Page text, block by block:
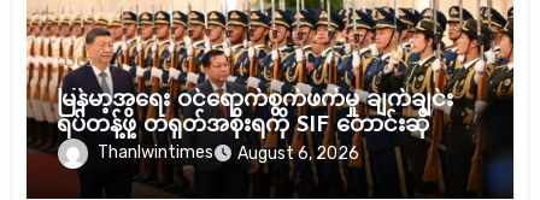
သတင်း
မြန်မာ့အရေး ဝင်ရောက်စွက်ဖက်မှု ချက်ချင်း
ရပ်တန့်ဖို့ တရုတ်အစိုးရကို SIF တောင်းဆို
Thanlwintimes August 6, 2026